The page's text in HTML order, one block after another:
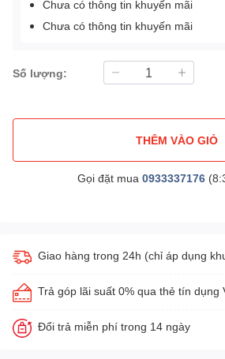
Chưa có thông tin khuyến mãi
Chưa có thông tin khuyến mãi
Số lượng:
THÊM VÀO GIỎ
Gọi đặt mua 0933337176
Giao hàng trong 24h (chỉ áp dụng
Trả góp lãi suất 0% qua thẻ tín dụng
Đổi trả miễn phí trong 14 ngày